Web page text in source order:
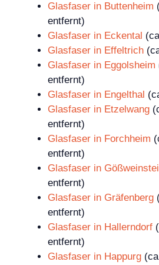
Glasfaser in Buttenheim
entfernt)
Glasfaser in Eckental
Glasfaser in Effeltrich
Glasfaser in Eggolsheim
entfernt)
Glasfaser in Engelthal
Glasfaser in Etzelwang
entfernt)
Glasfaser in Forchheim
entfernt)
Glasfaser in
entfernt)
Glasfaser in Gräfenberg
entfernt)
Glasfaser in Hallerndorf
entfernt)
Glasfaser in Happurg